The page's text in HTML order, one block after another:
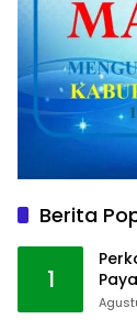
Berita
1